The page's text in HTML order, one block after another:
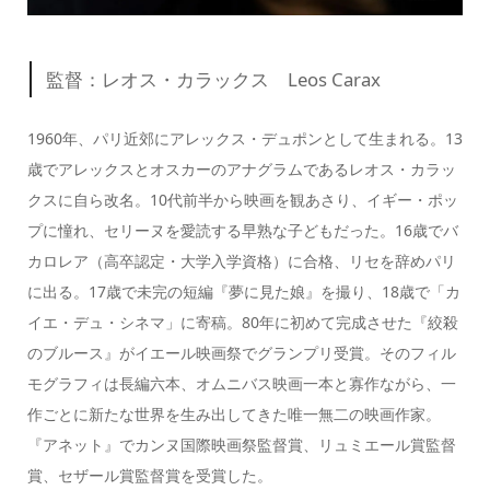
監督：レオス・カラックス Leos Carax
1960年、パリ近郊にアレックス・デュポンとして生まれる。13
歳でアレックスとオスカーのアナグラムであるレオス・カラッ
クスに自ら改名。10代前半から映画を観あさり、イギー・ポッ
プに憧れ、セリーヌを愛読する早熟な子どもだった。16歳でバ
カロレア（高卒認定・大学入学資格）に合格、リセを辞めパリ
に出る。17歳で未完の短編『夢に見た娘』を撮り、18歳で「カ
イエ・デュ・シネマ」に寄稿。80年に初めて完成させた『絞殺
のブルース』がイエール映画祭でグランプリ受賞。そのフィル
モグラフィは長編六本、オムニバス映画一本と寡作ながら、一
作ごとに新たな世界を生み出してきた唯一無二の映画作家。
『アネット』でカンヌ国際映画祭監督賞、リュミエール賞監督
賞、セザール賞監督賞を受賞した。